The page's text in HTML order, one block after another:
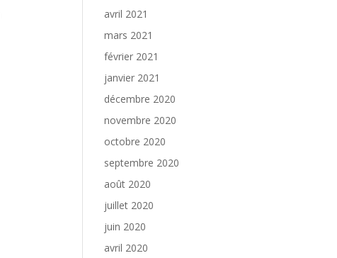
avril 2021
mars 2021
février 2021
janvier 2021
décembre 2020
novembre 2020
octobre 2020
septembre 2020
août 2020
juillet 2020
juin 2020
avril 2020